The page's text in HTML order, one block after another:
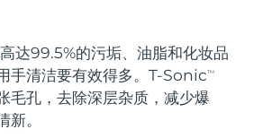
达99.5%的污垢、油脂和化妆品
手清洁要有效得多。T-SonicTM
毛孔，去除深层杂质，减少爆
新。
预计送达日期 8/11/26
预计送达日期 8/15/26